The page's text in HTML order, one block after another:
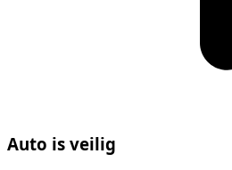
Auto is veilig